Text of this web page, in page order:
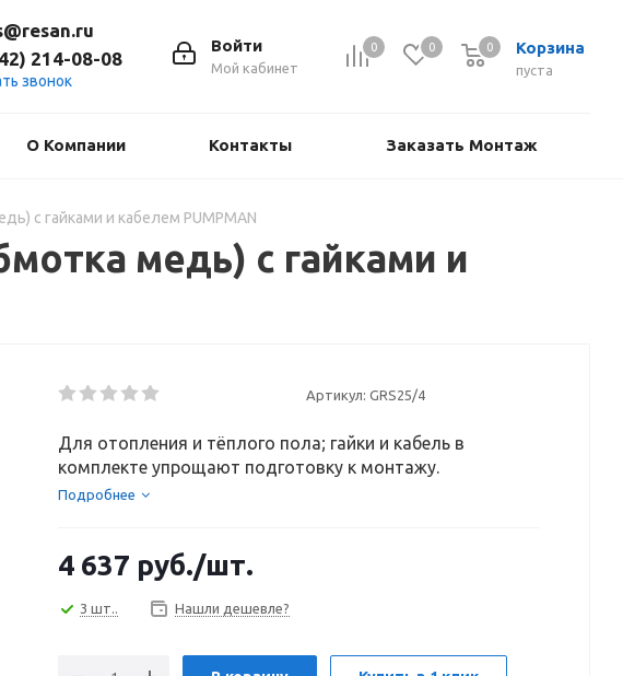
0 0 Корзина
пуста
0
Войти
Мой кабинет
214-08-08
звонок
О Компании Контакты Заказать Монтаж
с гайками и кабелем PUMPMAN
медь) с гайками и
Артикул: GRS25/4
Для отопления и тёплого пола; гайки и кабель в
комплекте упрощают подготовку к монтажу.
Подробнее
4 637 руб./шт.
3 шт.. Нашли дешевле?